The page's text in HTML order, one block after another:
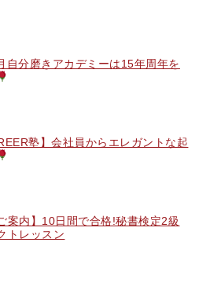
自分磨きアカデミーは15年周年を
塾】会社員からエレガントな起
案内】10日間で合格!秘書検定2級
トレッスン